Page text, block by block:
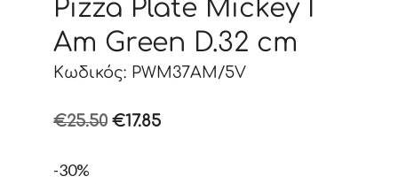
Pizza Plate Mickey I
Am Green D.32 cm
Κωδικός: PWM37AM/5V
€25.50 Original
€17.85Η
-30%